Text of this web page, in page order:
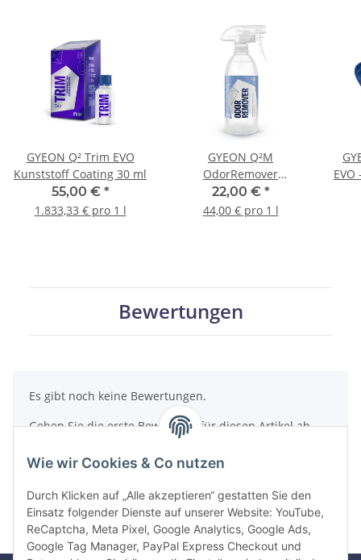
Wie wir Cookies & Co nutzen
Durch Klicken auf „Alle akzeptieren“ gestatten Sie den
Einsatz folgender Dienste auf unserer Website: YouTube,
ReCaptcha, Meta Pixel, Google Analytics, Google Ads,
Google Tag Manager, PayPal Express Checkout und
GYEON Q² Trim EVO
Kunststoff Coating 30 ml
55,00 € *
1.833,33 € pro 1 l
GYEON Q²M
OdorRemover
Geruchsentferner 500
ml
22,00 € *
44,00 € pro 1 l
Bewertungen
Es gibt noch keine Bewertungen.
Geben Sie die erste Bewertung für diesen Artikel ab
und helfen Sie Anderen bei der Kaufentscheidung